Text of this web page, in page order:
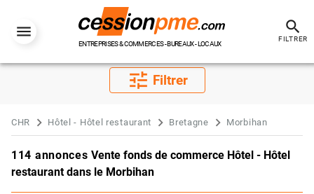
ENTREPRISES & COMMERCES - BUREAUX - LOCAUX
search
FILTRER
tune Filtrer
CHR Hôtel - Hôtel restaurant Bretagne Morbihan
114 annoncesVente fonds de commerce Hôtel - Hôtel
restaurant dans le Morbihan